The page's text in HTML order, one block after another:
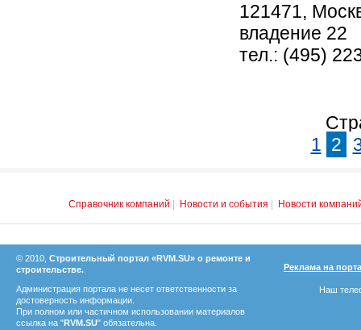
121471,
владение 22
тел.: (495)
1 2
Справочник компаний Новости и события Новости
© 2010, Строительный портал «RVM.SU» о ремонте и
строительстве.
Администрация портала не несет ответственности за
достоверность информации.
При полном или частичном использовании материалов
ссылка на "RVM.SU" обязательна.
Реклама на
Наш